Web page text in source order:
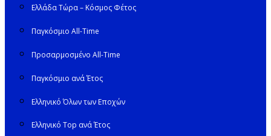
Ελλάδα Τώρα – Κόσμος Φέτος
Παγκόσμιο All-Time
Προσαρμοσμένο All-Time
Παγκόσμιο ανά Έτος
Ελληνικό Όλων των Εποχών
Ελληνικό Top ανά Έτος